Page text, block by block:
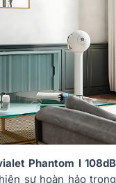
Phantom I 108dB
sự hoàn hảo trong